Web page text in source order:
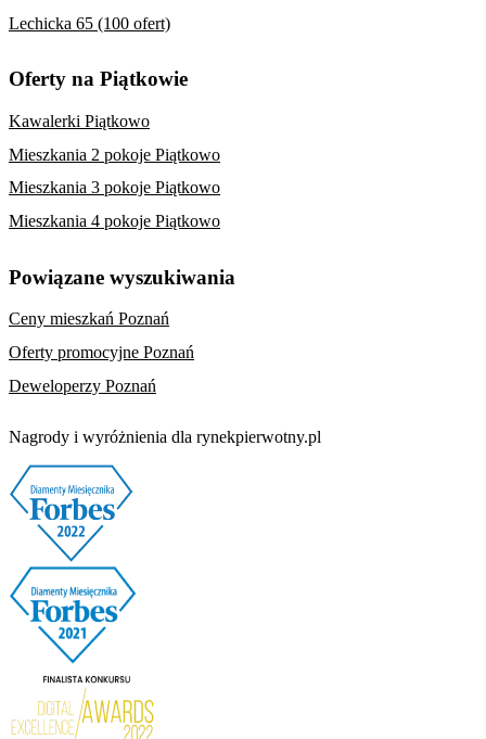
Lechicka 65 (100 ofert)
Oferty na Piątkowie
Kawalerki Piątkowo
Mieszkania 2 pokoje Piątkowo
Mieszkania 3 pokoje Piątkowo
Mieszkania 4 pokoje Piątkowo
Powiązane wyszukiwania
Ceny mieszkań Poznań
Oferty promocyjne Poznań
Deweloperzy Poznań
Nagrody i wyróżnienia dla rynekpierwotny.pl